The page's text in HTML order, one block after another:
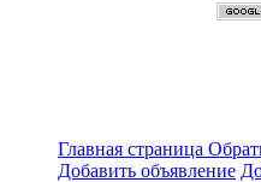
Главная страница
Добавить объявление